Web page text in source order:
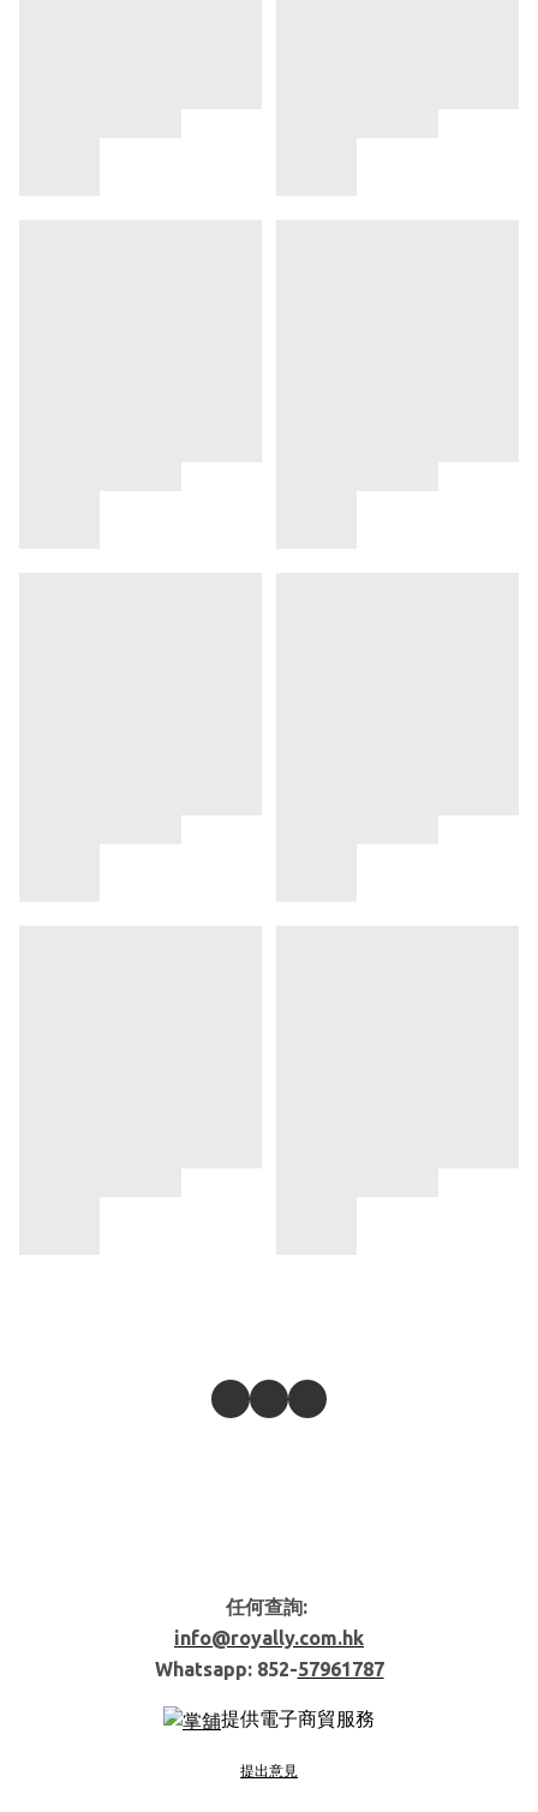
任何查詢:
info@royally.com.hk
Whatsapp: 852-57961787
提供電子商貿服務
提出意見